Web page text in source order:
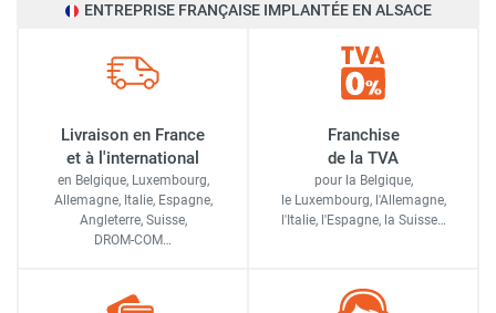
ENTREPRISE FRANÇAISE IMPLANTÉE EN ALSACE
Livraison en France
et à l'international
en Belgique, Luxembourg,
Allemagne, Italie, Espagne,
Angleterre, Suisse,
DROM-COM…
Franchise
de la TVA
pour la Belgique,
le Luxembourg, l'Allemagne,
l'Italie, l'Espagne, la Suisse…